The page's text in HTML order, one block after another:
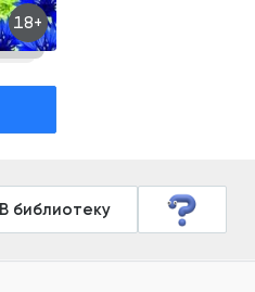
18+
В библиотеку